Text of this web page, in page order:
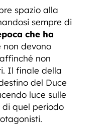
spazio alla
sempre di
che ha
non devono
non
Il finale della
del Duce
luce sulle
quel periodo